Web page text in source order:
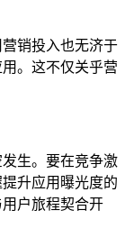
销投入也无济于
。这不仅关乎营
生。要在竞争激
升应用曝光度的
户旅程契合开